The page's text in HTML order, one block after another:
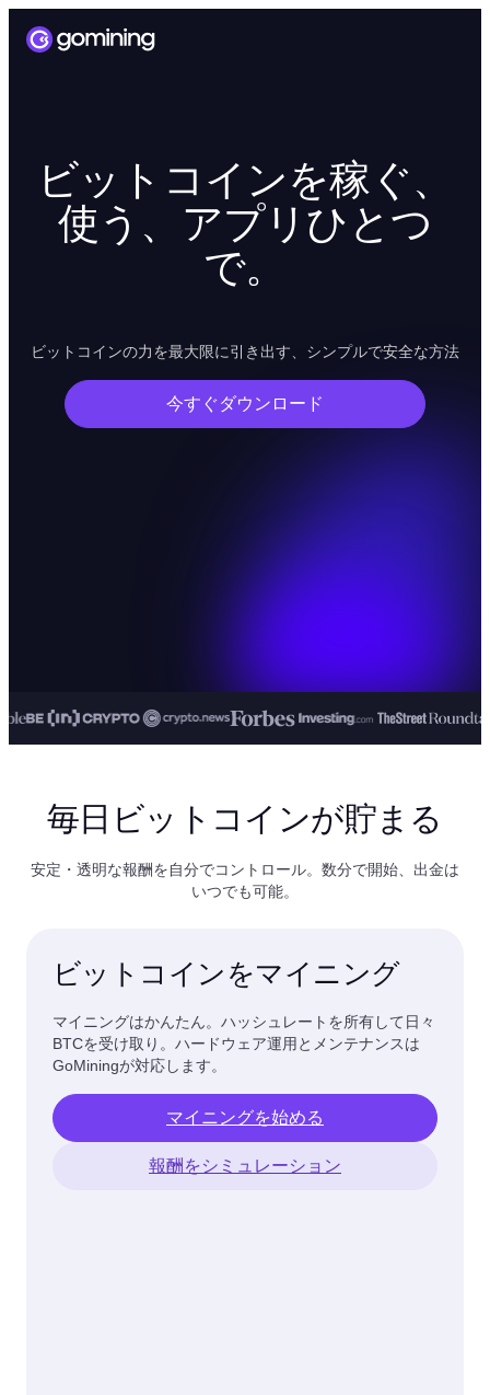
ビットコインを稼ぐ、
使う、アプリひとつ
で。
ビットコインの力を最大限に引き出す、シンプルで安全な方法
今すぐダウンロード
毎日ビットコインが貯まる
安定・透明な報酬を自分でコントロール。数分で開始、出金は
いつでも可能。
ビットコインをマイニング
マイニングはかんたん。ハッシュレートを所有して日々
BTCを受け取り。ハードウェア運用とメンテナンスは
GoMiningが対応します。
マイニングを始める
報酬をシミュレーション